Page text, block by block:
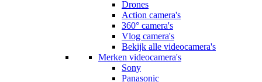
Drones
Action camera's
360° camera's
Vlog camera's
Bekijk alle videocamera's
Merken videocamera's
Sony
Panasonic